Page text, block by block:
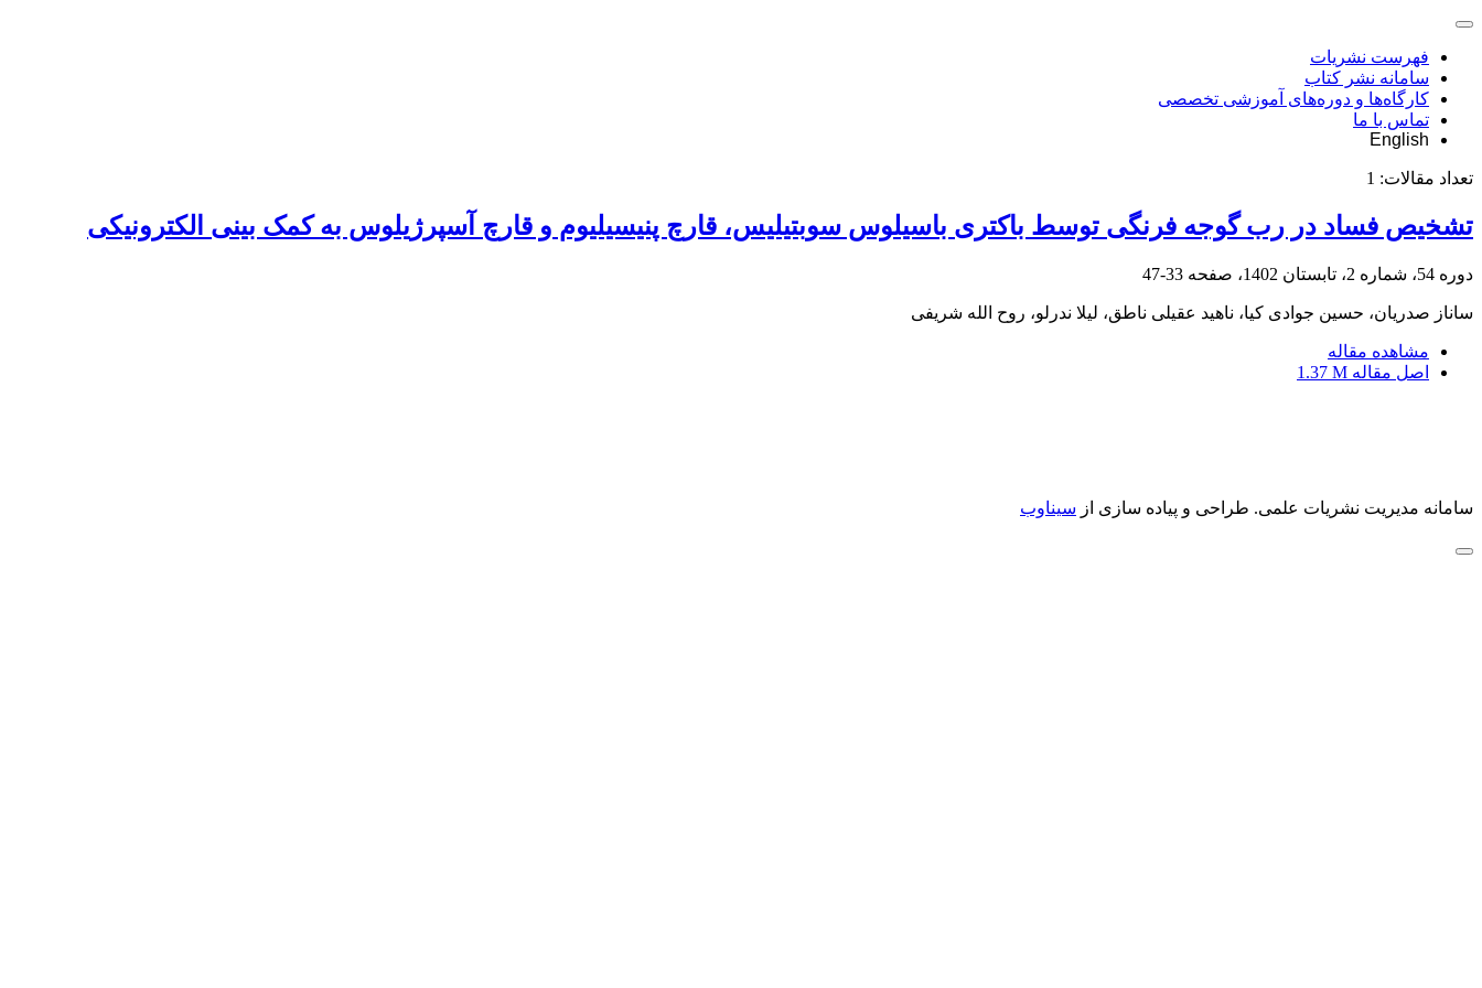
فهرست نشریات
سامانه نشر کتاب
کارگاه‌ها و دوره‌های آموزشی تخصصی
تماس با ما
English
تعداد مقالات: 1
تشخیص فساد در رب گوجه فرنگی توسط باکتری باسیلوس سوبتیلیس، قارچ پنیسیلیوم و قارچ آسپرژیلوس به کمک بینی الکترونیکی
دوره 54، شماره 2، تابستان 1402، صفحه 33-47
ساناز صدریان، حسین جوادی کیا، ناهید عقیلی ناطق، لیلا ندرلو، روح الله شریفی
مشاهده مقاله
اصل مقاله 1.37 M
سامانه مدیریت نشریات علمی. طراحی و پیاده سازی از سیناوب